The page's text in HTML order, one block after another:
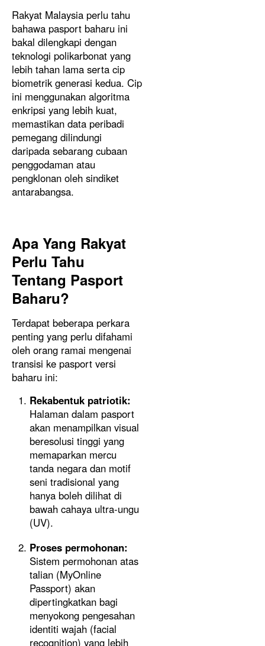
Rakyat Malaysia perlu tahu
bahawa pasport baharu ini
bakal dilengkapi dengan
teknologi polikarbonat yang
lebih tahan lama serta cip
biometrik generasi kedua. Cip
ini menggunakan algoritma
enkripsi yang lebih kuat,
memastikan data peribadi
pemegang dilindungi
daripada sebarang cubaan
penggodaman atau
pengklonan oleh sindiket
antarabangsa.
Apa Yang Rakyat
Perlu Tahu
Tentang Pasport
Baharu?
Terdapat beberapa perkara
penting yang perlu difahami
oleh orang ramai mengenai
transisi ke pasport versi
baharu ini:
Rekabentuk patriotik:
Halaman dalam pasport
akan menampilkan visual
beresolusi tinggi yang
memaparkan mercu
tanda negara dan motif
seni tradisional yang
hanya boleh dilihat di
bawah cahaya ultra-ungu
(UV).
Proses permohonan:
Sistem permohonan atas
talian (MyOnline
Passport) akan
dipertingkatkan bagi
menyokong pengesahan
identiti wajah (facial
recognition) yang lebih